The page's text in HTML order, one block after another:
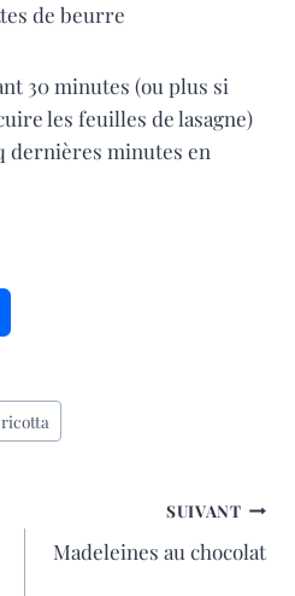
de beurre
30 minutes (ou plus si
les feuilles de lasagne)
dernières minutes en
r
ricotta
SUIVANT
Madeleines au chocolat